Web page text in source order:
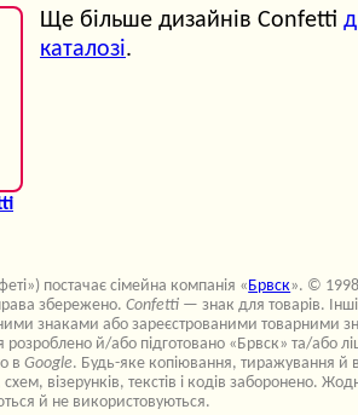
Ще більше дизайнів Confetti
каталозі.
постачає сімейна компанія « Брвск». ©
збережено.Confetti — знак для товарів. Інші
знаками або зареєстрованими товарними
розроблено й/або підготовано «Брвск» та/або
в Google. Будь-яке копіювання, тиражування й
візерунків, текстів і кодів заборонено.
й не використовуються.